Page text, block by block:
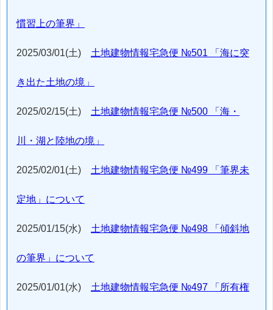
慣習上の筆界」
2025/03/01(土) 土地建物情報宅急便 №501 「海に突
き出た土地の境」
2025/02/15(土) 土地建物情報宅急便 №500 「海・
川・湖と陸地の境」
2025/02/01(土) 土地建物情報宅急便 №499 「筆界未
定地」について
2025/01/15(水) 土地建物情報宅急便 №498 「傾斜地
の筆界」について
2025/01/01(水) 土地建物情報宅急便 №497 「所有権